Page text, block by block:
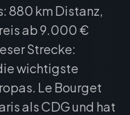
880 km Distanz,
ab 9.000 €
Strecke:
wichtigste
Le Bourget
als CDG und hat